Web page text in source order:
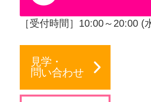
［受付時間］10:00～20:00 (
見学・
問い合わせ